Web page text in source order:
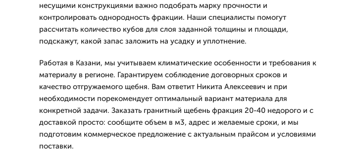
несущими конструкциями важно подобрать марку прочности и
контролировать однородность фракции. Наши специалисты помогут
рассчитать количество кубов для слоя заданной толщины и площади,
подскажут, какой запас заложить на усадку и уплотнение.
Работая в Казани, мы учитываем климатические особенности и требования к
материалу в регионе. Гарантируем соблюдение договорных сроков и
качество отгружаемого щебня. Вам ответит Никита Алексеевич и при
необходимости порекомендует оптимальный вариант материала для
конкретной задачи. Заказать гранитный щебень фракция 20-40 недорого и с
доставкой просто: сообщите объем в м3, адрес и желаемые сроки, и мы
подготовим коммерческое предложение с актуальным прайсом и условиями
поставки.